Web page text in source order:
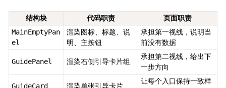
结构块 代码职责
页面职责
MainEmptyPan
el
渲染图标、标题、说
明、主按钮
承担第一视线，说明当
前没有数据
GuidePanel 渲染右侧引导卡片组
承担第二视线，给出下
一步方向
GuideCard 渲染单张引导卡片
让每个入口保持一致样